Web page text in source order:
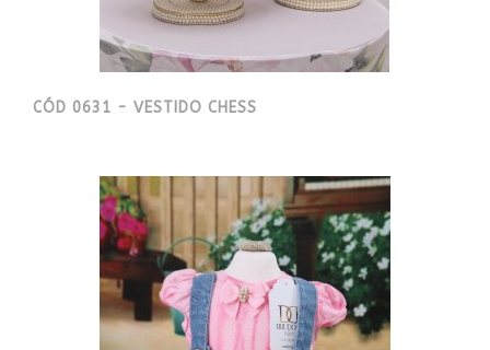
CÓD 0631 - VESTIDO CHESS